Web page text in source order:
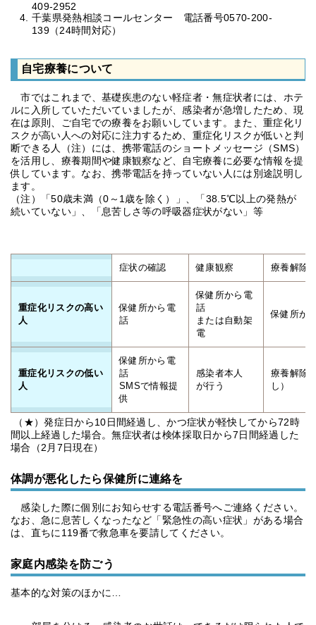
409-2952
千葉県発熱相談コールセンター 電話番号0570-200-
139（24時間対応）
自宅療養について
市ではこれまで、基礎疾患のない軽症者・無症状者には、ホテ
ルに入所していただいていましたが、感染者が急増したため、現
在は原則、ご自宅での療養をお願いしています。また、重症化リ
スクが高い人への対応に注力するため、重症化リスクが低いと判
断できる人（注）には、携帯電話のショートメッセージ（SMS）
を活用し、療養期間や健康観察など、自宅療養に必要な情報を提
供しています。なお、携帯電話を持っていない人には別途説明し
ます。
（注）「50歳未満（0～1歳を除く）」、「38.5℃以上の発熱が
続いていない」、「息苦しさ等の呼吸器症状がない」等
症状の確認 健康観察 療養解除
重症化リスクの高い
人
保健所から電
話
保健所から電
話
または自動架
電
保健所か
重症化リスクの低い
人
保健所から電
話
SMSで情報提
供
感染者本人
が行う
療養解除
し）
（★）発症日から10日間経過し、かつ症状が軽快してから72時
間以上経過した場合。無症状者は検体採取日から7日間経過した
場合（2月7日現在）
体調が悪化したら保健所に連絡を
感染した際に個別にお知らせする電話番号へご連絡ください。
なお、急に息苦しくなったなど「緊急性の高い症状」がある場合
は、直ちに119番で救急車を要請してください。
家庭内感染を防ごう
基本的な対策のほかに…